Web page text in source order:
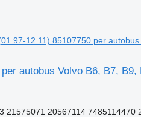
12.11) 85107750 per
autobus Volvo B6, B7, B9,
20567114 7485114470